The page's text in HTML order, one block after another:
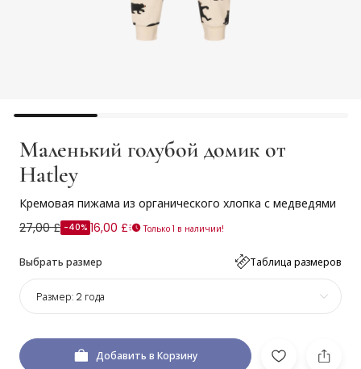
Маленький голубой домик от
Hatley
Кремовая пижама из органического хлопка с медведями
27,00 £ -40% 16,00 £ Только 1 в наличии!
Выбрать размер Таблица размеров
Размер: 2 года
Добавить в Корзину